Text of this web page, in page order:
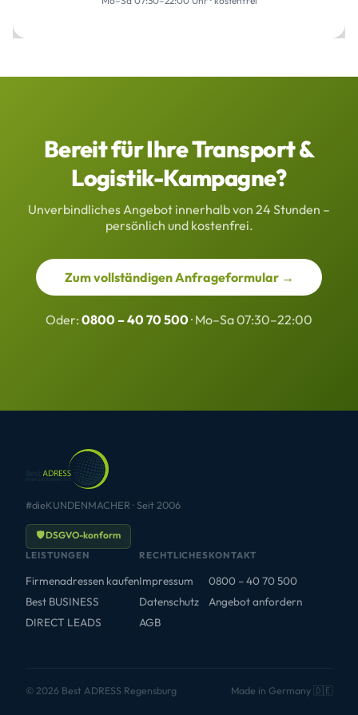
Bereit für Ihre Transport &
Logistik-Kampagne?
Unverbindliches Angebot innerhalb von 24 Stunden –
persönlich und kostenfrei.
Zum vollständigen Anfrageformular →
Oder: 0800 – 40 70 500· Mo–Sa 07:30–22:00
#dieKUNDENMACHER · Seit 2006
🛡 DSGVO-konform
LEISTUNGEN
Firmenadressen kaufen
Best BUSINESS
DIRECT LEADS
RECHTLICHES
Impressum
Datenschutz
AGB
KONTAKT
0800 – 40 70 500
Angebot anfordern
© 2026 Best ADRESS Regensburg Made in Germany 🇩🇪